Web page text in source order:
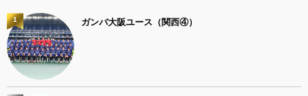
ガンバ大阪ユース（関西④）
1